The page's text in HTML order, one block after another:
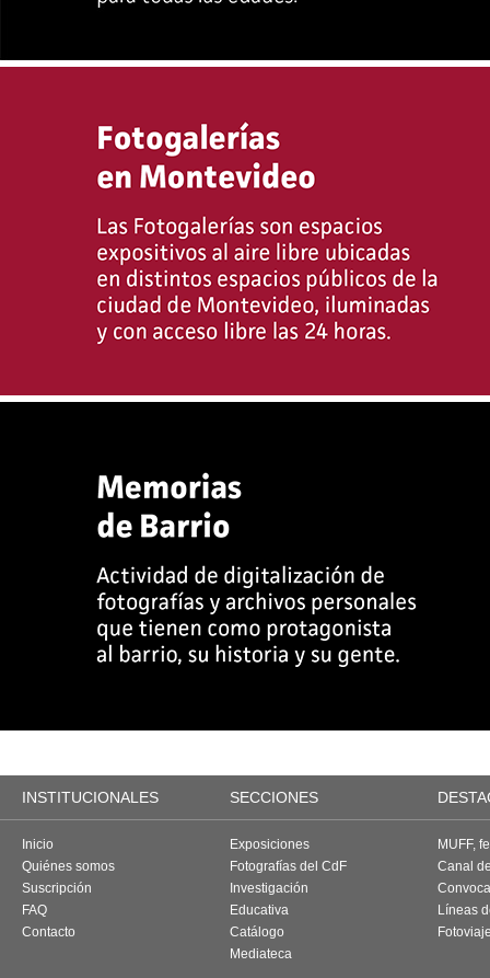
INSTITUCIONALES SECCIONES
Inicio
Quiénes somos
Suscripción
FAQ
Contacto
Exposiciones
Fotografías del CdF
Investigación
Educativa
Catálogo
Mediateca
MUFF,
Canal
Líneas